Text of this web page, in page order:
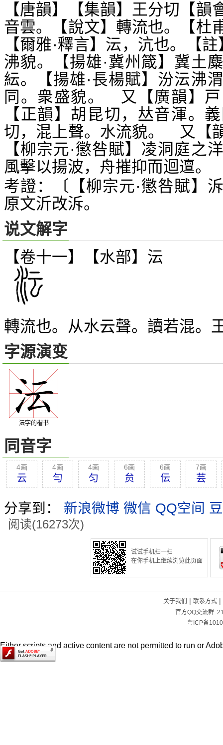
【唐韻】【集韻】王分切【韻
音雲。【說文】轉流也。【
【爾雅·釋言】沄，沆也。【
沸貌。【揚雄·冀州箴】冀土
紜。【揚雄·長楊賦】汾沄沸
同。衆盛貌。 又【廣韻】
【正韻】胡昆切， 𠀤音渾。
切，混上聲。水流貌。 又【
【柳宗元·懲咎賦】凌洞庭之
風擊以揚波，舟摧抑而迴邅。
考證：〔【柳宗元·懲咎賦】
原文沂改泝。
说文解字
【卷十一】【水部】 沄
轉流也。从水云聲。讀若混。
字源演变
沄字的楷书
同音字
4画
云
4画
勻
4画
匀
6画
贠
6画
伝
7画
芸
分享到： 新浪微博 微信 QQ空间
阅读(16273次)
试试手机扫一扫
在你手机上继续浏览此页面
关于我们 | 联系方式|
官方QQ交流群:
粤ICP备
Either scripts and active content are not permitted to run or